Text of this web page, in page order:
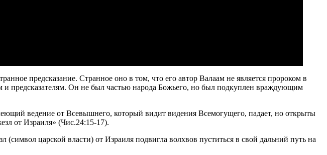
предсказание. Странное оно в том, что его автор Валаам не является пророком в
предсказателям. Он не был частью народа Божьего, но был подкуплен враждующим
ведение от Всевышнего, который видит видения Всемогущего, падает, но открыты
от Израиля» (Чис.24:15-17).
(символ царской власти) от Израиля подвигла волхвов пуститься в свой дальний путь на